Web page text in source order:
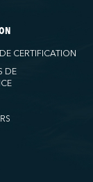
CERTIFICATION
DE